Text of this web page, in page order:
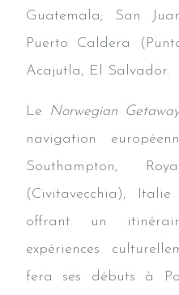
Guatemala; San
Puerto Caldera
Acajutla, El Salvador.
Le Norwegian Getaway
navigation
Southampton,
(Civitavecchia),
offrant un
expériences
fera ses débuts à